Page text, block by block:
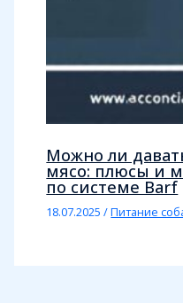
Можно ли
мясо: плюсы и
по системе Barf
18.07.2025/Питание